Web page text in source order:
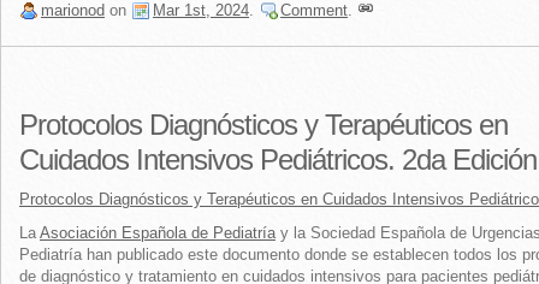
marionod on Mar 1st, 2024. Comment.
Protocolos Diagnósticos y Terapéuticos en
Cuidados Intensivos Pediátricos. 2da Edición
Protocolos Diagnósticos y Terapéuticos en Cuidados Intensivos
LaAsociación Española de Pediatríay la Sociedad Española de
Pediatría han publicado este documento donde se establecen todos los
de diagnóstico y tratamiento en cuidados intensivos para pacientes